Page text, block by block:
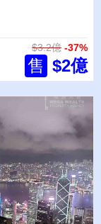
$3.2億 -37%
售 $2億